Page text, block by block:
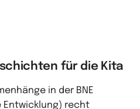
für die Kita
in der BNE
Entwicklung) recht